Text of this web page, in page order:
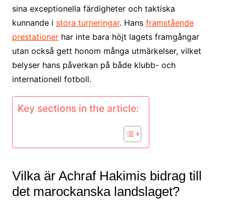
sina exceptionella färdigheter och taktiska
kunnande i stora turneringar. Hans framstående
prestationerhar inte bara höjt lagets framgångar
utan också gett honom många utmärkelser, vilket
belyser hans påverkan på både klubb- och
internationell fotboll.
Key sections in the article:
Vilka är Achraf Hakimis bidrag till
det marockanska landslaget?